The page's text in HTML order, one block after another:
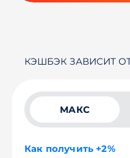
КЭШБЭК ЗАВИСИТ
МАКС
Как получить +2%